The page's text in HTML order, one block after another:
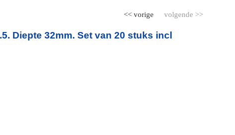
volgende >>
<< vorige
Diepte 32mm. Set van 20 stuks incl